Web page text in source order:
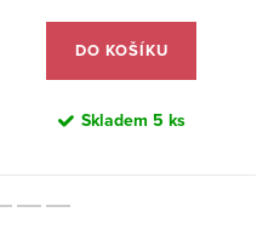
DO KOŠÍKU
Skladem 5 ks